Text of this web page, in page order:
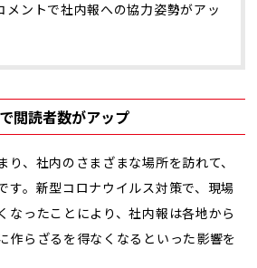
メントで社内報への協力姿勢がアッ
閲読者数がアップ
、社内のさまざまな場所を訪れて、
す。新型コロナウイルス対策で、現場
なったことにより、社内報は各地から
作らざるを得なくなるといった影響を